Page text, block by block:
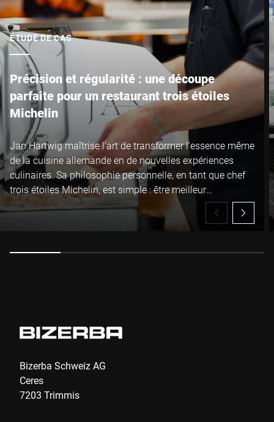
ÉTUDE DE CAS
Précision et régularité : une découpe
parfaite pour un restaurant trois étoiles
Michelin
Jan Hartwig maîtrise l'art de transformer l'essence même
de la cuisine allemande en de nouvelles expériences
culinaires. Sa philosophie personnelle, en tant que chef
trois étoiles Michelin, est simple : être meilleur
aujourd'hui qu'hier. Cet état d'esprit le pousse à
perfectionner sans cesse tant sa cuisine que les outils
sur lesquels il s'appuie. La trancheuse manuelle Bizerba
Bizerba Schweiz AG
Ceres
7203 Trimmis